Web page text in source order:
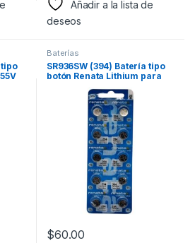
Añadir a la lista de
deseos
tipo
Baterías
SR936SW (394) Batería tipo
botón Renata Lithium para
calculadoras, etc…
$60.00